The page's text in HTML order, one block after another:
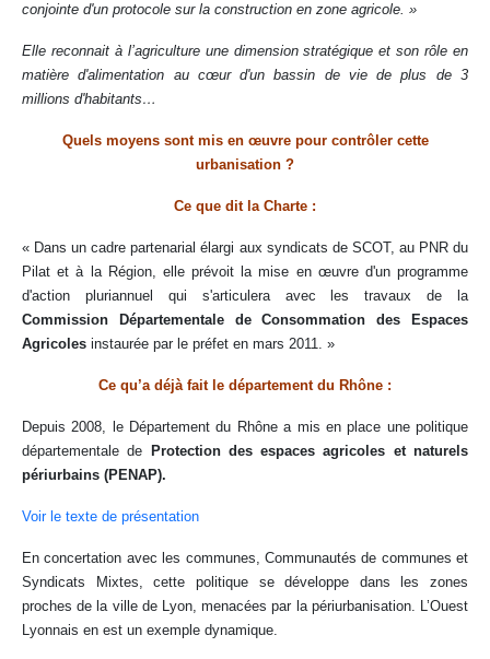
conjointe d'un protocole sur la construction en zone agricole. »
Elle reconnait à l’agriculture une dimension stratégique et son rôle en
matièred'alimentation au cœur d'un bassin de vie de plus de 3
millions d'habitants…
Quels moyens sont mis en œuvre pour contrôler cette
urbanisation ?
Ce que dit la Charte :
« Dans un cadre partenarial élargi aux syndicats de SCOT, au PNR du
Pilat et à la Région, elle prévoit la mise en œuvre d'un programme
d'action pluriannuel qui s'articulera avec les travaux de la
Commission Départementale de Consommation des Espaces
Agricoles instaurée par le préfet en mars 2011. »
Ce qu’a déjà fait le département du Rhône :
Depuis 2008, le Département du Rhône a mis en place une politique
départementale de
Protection des espaces agricoles et naturels
périurbains (PENAP).
Voir le texte de présentation
En concertation avec les communes, Communautés de communes et
Syndicats Mixtes, cette politique se développe dans les zones
proches de la ville de Lyon, menacées par la périurbanisation. L’Ouest
Lyonnais en est un exemple dynamique.